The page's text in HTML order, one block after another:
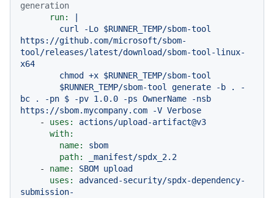
generation
run:
https://github.com/microsoft/sbom-
tool/releases/latest/download/sbom-tool-linux-
x64
bc . -pn $ -pv 1.0.0 -ps OwnerName -nsb
-
uses:
actions/upload-artifact@v3
with:
name:
sbom
path:
_manifest/spdx_2.2
-
name: SBOM upload
uses:
advanced-security/spdx-dependency-
submission-